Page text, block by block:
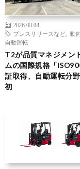
2026.08.08
プレスリリースなど
動
自動運転
T2が品質マネジメン
ムの国際規格「
証取得、自動運転分
初